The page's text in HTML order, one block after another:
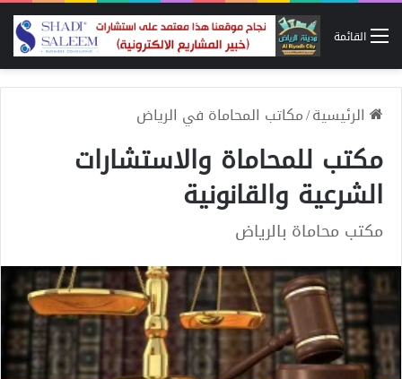
القائمة
الرئيسية/مكاتب المحاماة في الرياض
مكتب للمحاماة والاستشارات
الشرعية والقانونية
مكتب محاماة بالرياض